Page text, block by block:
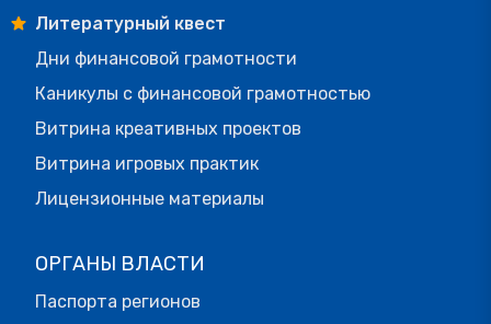
Литературный квест
Дни финансовой грамотности
Каникулы с финансовой грамотностью
Витрина креативных проектов
Витрина игровых практик
Лицензионные материалы
ОРГАНЫ ВЛАСТИ
Паспорта регионов